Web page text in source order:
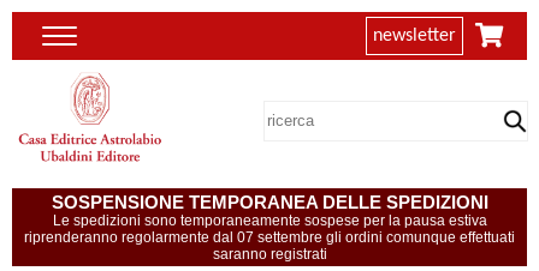
newsletter
SOSPENSIONE TEMPORANEA DELLE SPEDIZIONI
Le spedizioni sono temporaneamente sospese per la pausa estiva
riprenderanno regolarmente dal 07 settembre gli ordini comunque effettuati
saranno registrati